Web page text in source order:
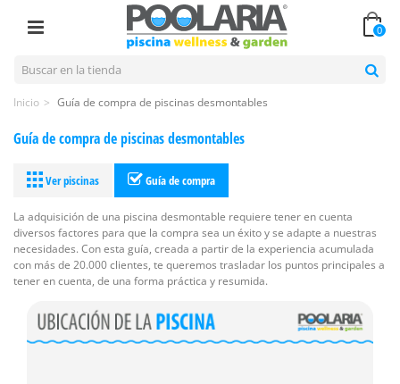
0
Inicio > Guía de compra de piscinas desmontables
Guía de compra de piscinas desmontables
Ver piscinas Guía de compra
La adquisición de una piscina desmontable requiere tener en cuenta
diversos factores para que la compra sea un éxito y se adapte a nuestras
necesidades. Con esta guía, creada a partir de la experiencia acumulada
con más de 20.000 clientes, te queremos trasladar los puntos principales a
tener en cuenta, de una forma práctica y resumida.